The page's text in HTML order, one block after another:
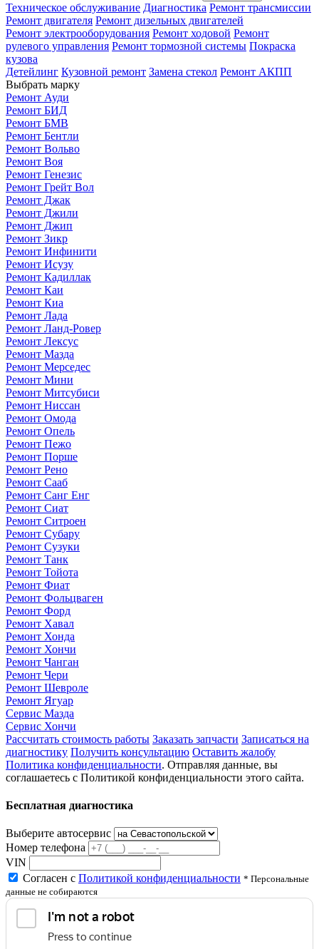
Техническое обслуживание Диагностика Ремонт трансмиссии
Ремонт двигателя Ремонт дизельных двигателей
Ремонт электрооборудования Ремонт ходовой Ремонт
рулевого управления Ремонт тормозной системы Покраска
кузова
Детейлинг Кузовной ремонт Замена стекол Ремонт АКПП
Выбрать марку
Ремонт Ауди
Ремонт БИД
Ремонт БМВ
Ремонт Бентли
Ремонт Вольво
Ремонт Воя
Ремонт Генезис
Ремонт Грейт Вол
Ремонт Джак
Ремонт Джили
Ремонт Джип
Ремонт Зикр
Ремонт Инфинити
Ремонт Исузу
Ремонт Кадиллак
Ремонт Каи
Ремонт Киа
Ремонт Лада
Ремонт Ланд-Ровер
Ремонт Лексус
Ремонт Мазда
Ремонт Мерседес
Ремонт Мини
Ремонт Митсубиси
Ремонт Ниссан
Ремонт Омода
Ремонт Опель
Ремонт Пежо
Ремонт Порше
Ремонт Рено
Ремонт Сааб
Ремонт Санг Енг
Ремонт Сиат
Ремонт Ситроен
Ремонт Субару
Ремонт Сузуки
Ремонт Танк
Ремонт Тойота
Ремонт Фиат
Ремонт Фольцваген
Ремонт Форд
Ремонт Хавал
Ремонт Хонда
Ремонт Хончи
Ремонт Чанган
Ремонт Чери
Ремонт Шевроле
Ремонт Ягуар
Сервис Мазда
Сервис Хончи
Рассчитать стоимость работы Заказать запчасти Записаться на
диагностику Получить консультацию Оставить жалобу
Политика конфиденциальности. Отправляя данные, вы
соглашаетесь с Политикой конфиденциальности этого сайта.
Бесплатная диагностика
Выберите автосервис
Номер телефона
VIN
Согласен с Политикой конфиденциальности * Персональные
данные не собираются